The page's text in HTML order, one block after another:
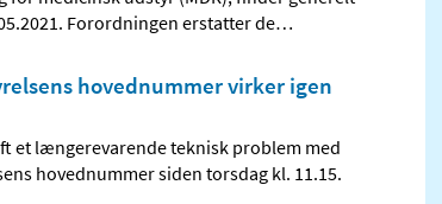
Forordningen erstatter de…
hovednummer virker igen
et længerevarende teknisk problem med
hovednummer siden torsdag kl. 11.15.